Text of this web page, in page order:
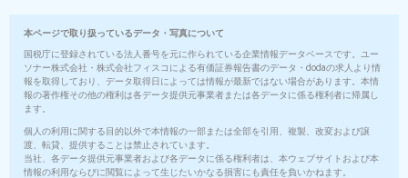
本ページで取り扱っているデータ・写真について
国税庁に登録されている法人番号を元に作られている企業情報データベースです。ユー
ソナー株式会社・株式会社フィスコによる有価証券報告書のデータ・dodaの求人より情
報を取得しており、データ取得日によっては情報が最新ではない場合があります。本情
報の著作権その他の権利は各データ提供元事業者または各データに係る権利者に帰属し
ます。
個人の利用に関する目的以外で本情報の一部または全部を引用、複製、改変および譲
渡、転貸、提供することは禁止されています。
当社、各データ提供元事業者および各データに係る権利者は、本ウェブサイトおよび本
情報の利用ならびに閲覧によって生じたいかなる損害にも責任を負いかねます。